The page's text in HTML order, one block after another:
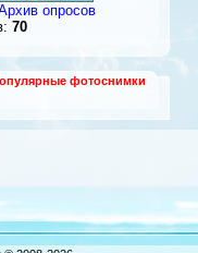
опросов
70
фотоснимки